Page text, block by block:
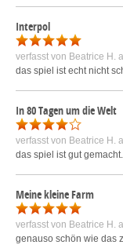
Interpol
verfasst von Beatrice H.
das spiel ist echt nicht
In 80 Tagen um die Welt
verfasst von Beatrice H.
das spiel ist gut
Meine kleine Farm
verfasst von Beatrice H.
genauso schön wie das